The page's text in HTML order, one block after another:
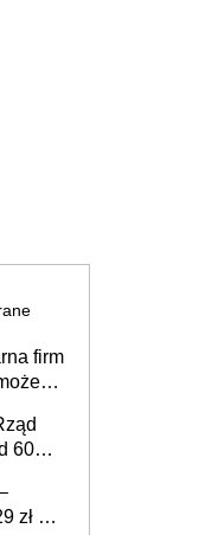
firm
60
zł za